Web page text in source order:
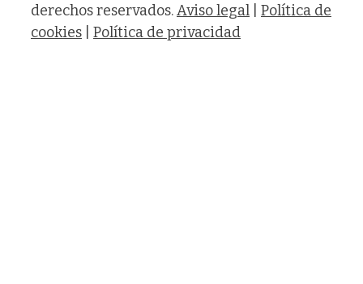
derechos reservados.Aviso legal
Política de
cookies
Política de privacidad